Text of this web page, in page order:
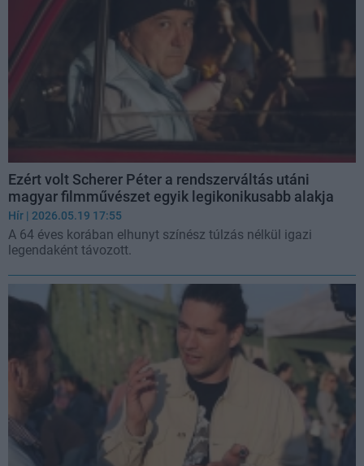
Ezért volt Scherer Péter a rendszerváltás utáni
magyar filmművészet egyik legikonikusabb alakja
Hír | 2026.05.19 17:55
A 64 éves korában elhunyt színész túlzás nélkül igazi
legendaként távozott.